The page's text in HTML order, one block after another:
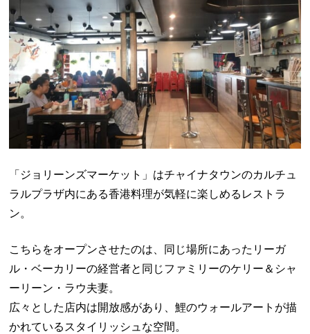
「ジョリーンズマーケット」はチャイナタウンのカルチュ
ラルプラザ内にある香港料理が気軽に楽しめるレストラ
ン。
こちらをオープンさせたのは、同じ場所にあったリーガ
ル・ベーカリーの経営者と同じファミリーのケリー＆シャ
ーリーン・ラウ夫妻。
広々とした店内は開放感があり、鯉のウォールアートが描
かれているスタイリッシュな空間。